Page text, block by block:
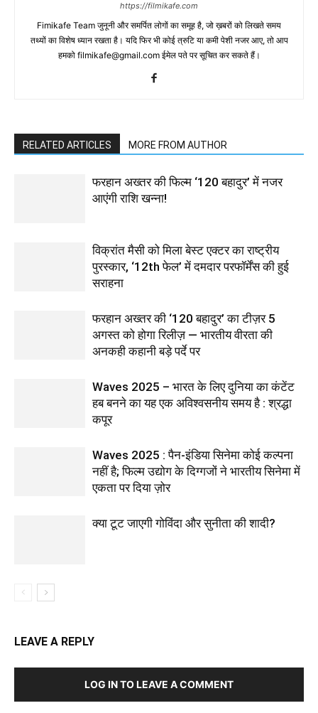
https://filmikafe.com
Fimikafe Team जुनूनी और समर्पित लोगों का समूह है, जो ख़बरों को लिखते समय
तथ्‍यों का विशेष ध्‍यान रखता है। यदि फिर भी कोई त्रुटि या कमी पेशी नजर आए, तो आप
हमको filmikafe@gmail.com ईमेल पते पर सूचित कर सकते हैं।
RELATED ARTICLES MORE FROM AUTHOR
फरहान अख्तर की फिल्म ‘120 बहादुर’ में नजर
आएंगी राशि खन्ना!
विक्रांत मैसी को मिला बेस्ट एक्टर का राष्ट्रीय
पुरस्कार, ‘12th फेल’ में दमदार परफॉर्मेंस की हुई
सराहना
फरहान अख्तर की ‘120 बहादुर’ का टीज़र 5
अगस्त को होगा रिलीज़ — भारतीय वीरता की
अनकही कहानी बड़े पर्दे पर
Waves 2025 – भारत के लिए दुनिया का कंटेंट
हब बनने का यह एक अविश्वसनीय समय है : श्रद्धा
कपूर
Waves 2025 : पैन-इंडिया सिनेमा कोई कल्पना
नहीं है; फिल्म उद्योग के दिग्गजों ने भारतीय सिनेमा में
एकता पर दिया ज़ोर
क्या टूट जाएगी गोविंदा और सुनीता की शादी?
LEAVE A REPLY
LOG IN TO LEAVE A COMMENT